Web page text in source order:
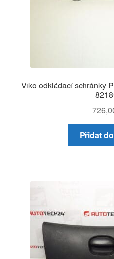
Víko odkládací schránky
Přidat